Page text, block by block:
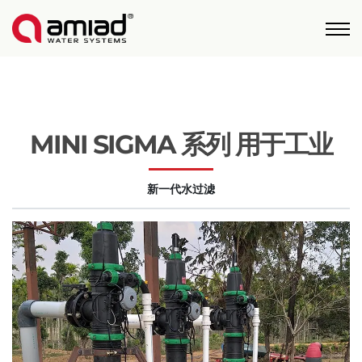
Global
English
United States
English
Australia
English
MINI SIGMA 系列 用于工业
新一代水过滤